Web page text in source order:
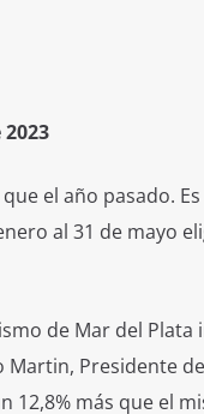
el año pasado.
al 31 de mayo
de Mar del
Presidente
12,8% más que el